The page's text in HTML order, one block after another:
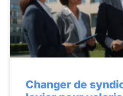
Changer de